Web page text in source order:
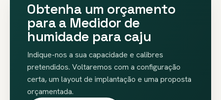
Obtenha um orçamento
para a Medidor de
humidade para caju
Indique-nos a sua capacidade e calibres
pretendidos. Voltaremos com a configuração
certa, um layout de implantação e uma proposta
orçamentada.